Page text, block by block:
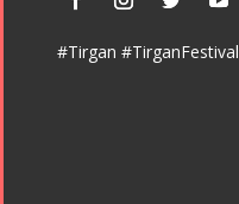
#Tirgan #TirganFestival